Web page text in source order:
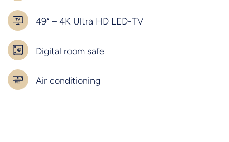
49“ – 4K Ultra HD LED-TV
Digital room safe
Air conditioning